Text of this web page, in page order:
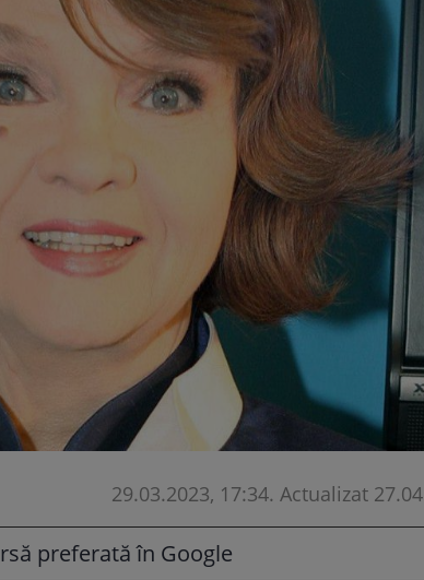
29.03.2023, 17:34. Actualizat
preferată în Google